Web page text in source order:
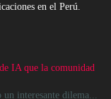
en el Perú.
IA que la comunidad
interesante dilema...